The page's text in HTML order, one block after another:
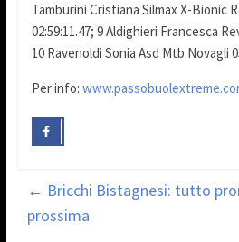
Tamburini Cristiana Silmax X-Bionic
02:59:11.47; 9 Aldighieri Francesca
10 Ravenoldi Sonia Asd Mtb Novagli
Per info:
← Bricchi Bistagnesi: tutto
prossima